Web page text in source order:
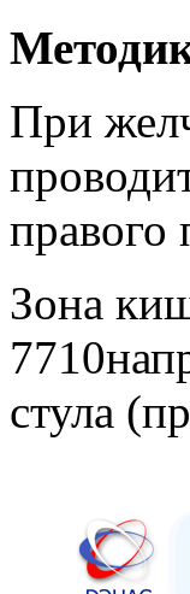
При
правого
Зона
стула